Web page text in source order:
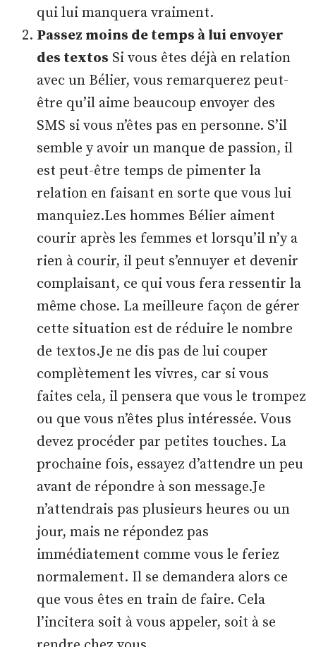
qui lui manquera vraiment.
Passez moins de temps à lui envoyer
des textos Si vous êtes déjà en relation
avec un Bélier, vous remarquerez peut-
être qu’il aime beaucoup envoyer des
SMS si vous n’êtes pas en personne. S’il
semble y avoir un manque de passion, il
est peut-être temps de pimenter la
relation en faisant en sorte que vous lui
manquiez.Les hommes Bélier aiment
courir après les femmes et lorsqu’il n’y a
rien à courir, il peut s’ennuyer et devenir
complaisant, ce qui vous fera ressentir la
même chose. La meilleure façon de gérer
cette situation est de réduire le nombre
de textos.Je ne dis pas de lui couper
complètement les vivres, car si vous
faites cela, il pensera que vous le trompez
ou que vous n’êtes plus intéressée. Vous
devez procéder par petites touches. La
prochaine fois, essayez d’attendre un peu
avant de répondre à son message.Je
n’attendrais pas plusieurs heures ou un
jour, mais ne répondez pas
immédiatement comme vous le feriez
normalement. Il se demandera alors ce
que vous êtes en train de faire. Cela
l’incitera soit à vous appeler, soit à se